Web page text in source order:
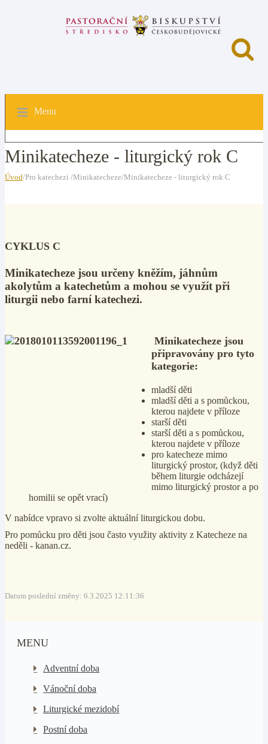
Menu
Minikatecheze - liturgický rok C
Úvod/Pro katechezi /Minikatecheze/Minikatecheze - liturgický rok C
CYKLUS C
Minikatecheze jsou určeny kněžím, jáhnům
akolytům a katechetům a mohou se využít při
liturgii nebo farní katechezi.
Minikatecheze jsou
připravovány pro tyto
kategorie:
mladší děti
mladší děti a s pomůckou,
kterou najdete v příloze
starší děti
starší děti a s pomůckou,
kterou najdete v příloze
pro katecheze mimo
liturgický prostor, (když děti
během liturgie odcházejí
mimo liturgický prostor a po
homilii se opět vrací)
V nabídce vpravo si zvolte aktuální liturgickou dobu.
Pro pomůcku pro děti jsou často využity aktivity z Katecheze na
neděli - kanan.cz.
Datum poslední změny: 6.3.2025 12:11:36
MENU
Adventní doba
Vánoční doba
Liturgické mezidobí
Postní doba